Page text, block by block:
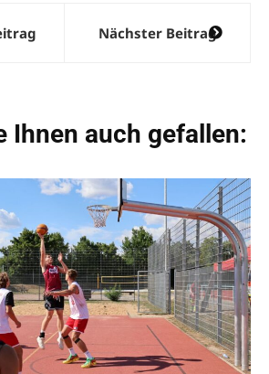
Nächster Beitrag
Ihnen auch gefallen: